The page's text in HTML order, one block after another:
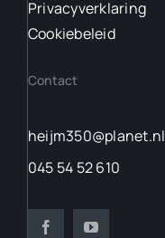
Privacyverklaring
Cookiebeleid
Contact
heijm350@planet.nl
045 54 52 610